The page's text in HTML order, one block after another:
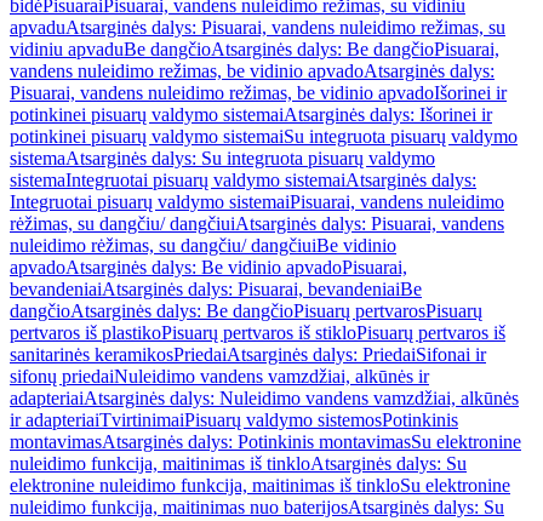
bidėPisuaraiPisuarai, vandens nuleidimo režimas, su vidiniu
apvaduAtsarginės dalys: Pisuarai, vandens nuleidimo režimas, su
vidiniu apvaduBe dangčioAtsarginės dalys: Be dangčioPisuarai,
vandens nuleidimo režimas, be vidinio apvadoAtsarginės dalys:
Pisuarai, vandens nuleidimo režimas, be vidinio apvadoIšorinei ir
potinkinei pisuarų valdymo sistemaiAtsarginės dalys: Išorinei ir
potinkinei pisuarų valdymo sistemaiSu integruota pisuarų valdymo
sistemaAtsarginės dalys: Su integruota pisuarų valdymo
sistemaIntegruotai pisuarų valdymo sistemaiAtsarginės dalys:
Integruotai pisuarų valdymo sistemaiPisuarai, vandens nuleidimo
rėžimas, su dangčiu/ dangčiuiAtsarginės dalys: Pisuarai, vandens
nuleidimo rėžimas, su dangčiu/ dangčiuiBe vidinio
apvadoAtsarginės dalys: Be vidinio apvadoPisuarai,
bevandeniaiAtsarginės dalys: Pisuarai, bevandeniaiBe
dangčioAtsarginės dalys: Be dangčioPisuarų pertvarosPisuarų
pertvaros iš plastikoPisuarų pertvaros iš stikloPisuarų pertvaros iš
sanitarinės keramikosPriedaiAtsarginės dalys: PriedaiSifonai ir
sifonų priedaiNuleidimo vandens vamzdžiai, alkūnės ir
adapteriaiAtsarginės dalys: Nuleidimo vandens vamzdžiai, alkūnės
ir adapteriaiTvirtinimaiPisuarų valdymo sistemosPotinkinis
montavimasAtsarginės dalys: Potinkinis montavimasSu elektronine
nuleidimo funkcija, maitinimas iš tinkloAtsarginės dalys: Su
elektronine nuleidimo funkcija, maitinimas iš tinkloSu elektronine
nuleidimo funkcija, maitinimas nuo baterijosAtsarginės dalys: Su